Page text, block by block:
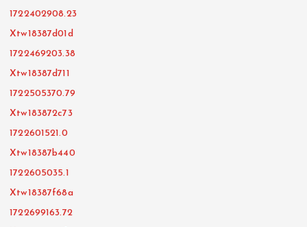
1722402908.23
Xtw18387d01d
1722469203.38
Xtw18387d711
1722505370.79
Xtw183872c73
1722601521.0
Xtw18387b440
1722605035.1
Xtw18387f68a
1722699163.72